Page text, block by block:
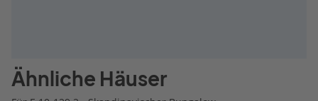
Ähnliche Häuser